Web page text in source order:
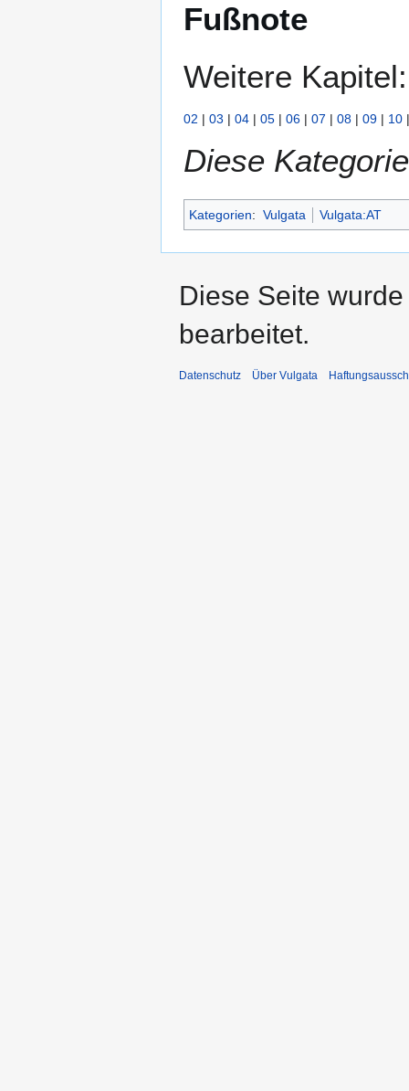
Fußnote
Weitere Kapitel:
02 | 03 | 04 | 05 | 06 | 07 | 08 | 09 | 10
Diese
Kategorien: Vulgata Vulgata:AT
Diese Seite
bearbeitet.
Datenschutz Über Vulgata